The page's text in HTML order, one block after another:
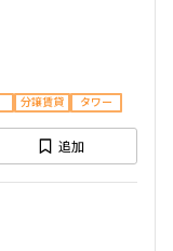
分譲賃貸 タワー
追加